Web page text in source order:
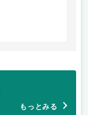
もっとみる